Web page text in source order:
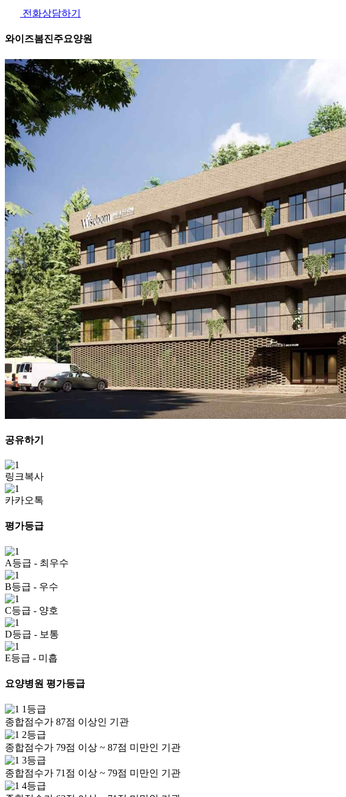
전화상담하기
와이즈봄진주요양원
공유하기
링크복사
카카오톡
평가등급
A등급 - 최우수
B등급 - 우수
C등급 - 양호
D등급 - 보통
E등급 - 미흡
요양병원 평가등급
1등급
종합점수가 87점 이상인 기관
2등급
종합점수가 79점 이상 ~ 87점 미만인 기관
3등급
종합점수가 71점 이상 ~ 79점 미만인 기관
4등급